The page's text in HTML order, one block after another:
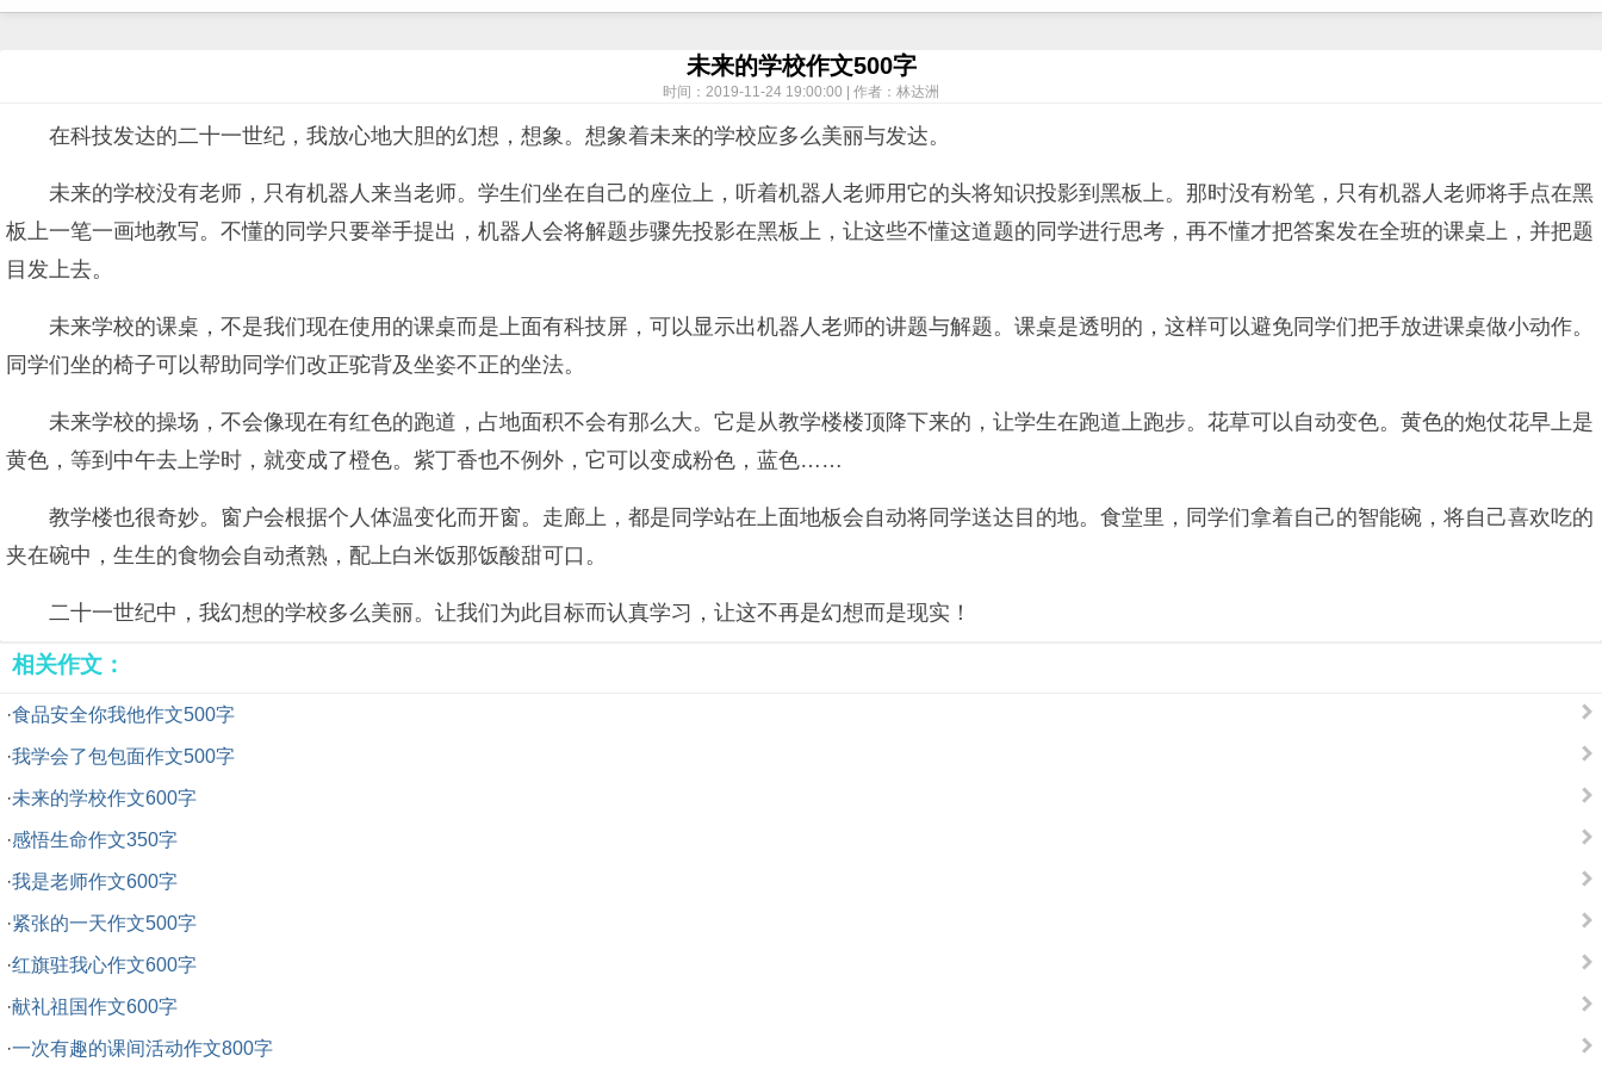
未来的学校作文500字
时间：2019-11-24 19:00:00 | 作者：林达洲
在科技发达的二十一世纪，我放心地大胆的幻想，想象。想象着未来的学校应多么美丽与发达。
未来的学校没有老师，只有机器人来当老师。学生们坐在自己的座位上，听着机器人老师用它的头将知识投影到黑板上。那时没有粉笔，只有机器人老师将手点在黑
板上一笔一画地教写。不懂的同学只要举手提出，机器人会将解题步骤先投影在黑板上，让这些不懂这道题的同学进行思考，再不懂才把答案发在全班的课桌上，并把题
目发上去。
未来学校的课桌，不是我们现在使用的课桌而是上面有科技屏，可以显示出机器人老师的讲题与解题。课桌是透明的，这样可以避免同学们把手放进课桌做小动作。
同学们坐的椅子可以帮助同学们改正驼背及坐姿不正的坐法。
未来学校的操场，不会像现在有红色的跑道，占地面积不会有那么大。它是从教学楼楼顶降下来的，让学生在跑道上跑步。花草可以自动变色。黄色的炮仗花早上是
黄色，等到中午去上学时，就变成了橙色。紫丁香也不例外，它可以变成粉色，蓝色……
教学楼也很奇妙。窗户会根据个人体温变化而开窗。走廊上，都是同学站在上面地板会自动将同学送达目的地。食堂里，同学们拿着自己的智能碗，将自己喜欢吃的
夹在碗中，生生的食物会自动煮熟，配上白米饭那饭酸甜可口。
二十一世纪中，我幻想的学校多么美丽。让我们为此目标而认真学习，让这不再是幻想而是现实！
相关作文：
·食品安全你我他作文500字
·我学会了包包面作文500字
·未来的学校作文600字
·感悟生命作文350字
·我是老师作文600字
·紧张的一天作文500字
·红旗驻我心作文600字
·献礼祖国作文600字
·一次有趣的课间活动作文800字